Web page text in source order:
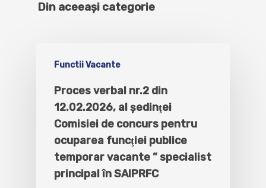
Din aceeași categorie
Functii Vacante
Proces verbal nr.2 din
12.02.2026, al şedinţei
Comisiei de concurs pentru
ocuparea funcţiei publice
temporar vacante ” specialist
principal în SAIPRFC